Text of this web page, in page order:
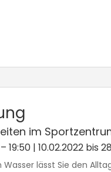
im
19:50 | 10.02.2022 bis
lässt Sie den